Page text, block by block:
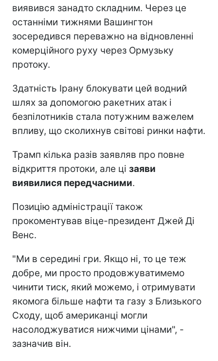
виявився занадто складним. Через це
останніми тижнями Вашингтон
зосередився переважно на відновленні
комерційного руху через Ормузьку
протоку.
Здатність Ірану блокувати цей водний
шлях за допомогою ракетних атак і
безпілотників стала потужним важелем
впливу, що сколихнув світові ринки нафти.
Трамп кілька разів заявляв про повне
відкриття протоки, але ці заяви
виявилися передчасними.
Позицію адміністрації також
прокоментував віце-президент Джей Ді
Венс.
"Ми в середині гри. Якщо ні, то це теж
добре, ми просто продовжуватимемо
чинити тиск, який можемо, і отримувати
якомога більше нафти та газу з Близького
Сходу, щоб американці могли
насолоджуватися нижчими цінами", -
зазначив він.